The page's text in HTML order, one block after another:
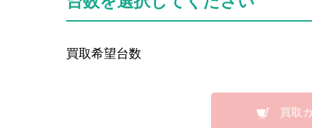
買取希望台数
買取